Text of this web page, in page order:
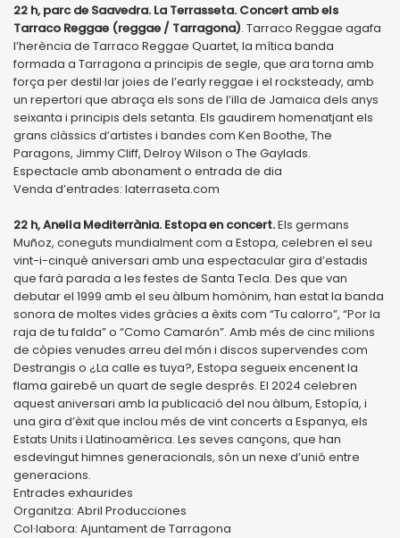
22 h, parc de Saavedra. La Terrasseta. Concert amb els
Tarraco Reggae (reggae / Tarragona). Tarraco Reggae agafa
l’herència de Tarraco Reggae Quartet, la mítica banda
formada a Tarragona a principis de segle, que ara torna amb
força per destil·lar joies de l’early reggae i el rocksteady, amb
un repertori que abraça els sons de l’illa de Jamaica dels anys
seixanta i principis dels setanta. Els gaudirem homenatjant els
grans clàssics d’artistes i bandes com Ken Boothe, The
Paragons, Jimmy Cliff, Delroy Wilson o The Gaylads.
Espectacle amb abonament o entrada de dia
Venda d’entrades: laterraseta.com
22 h, Anella Mediterrània. Estopa en concert.Els germans
Muñoz, coneguts mundialment com a Estopa, celebren el seu
vint-i-cinquè aniversari amb una espectacular gira d’estadis
que farà parada a les festes de Santa Tecla. Des que van
debutar el 1999 amb el seu àlbum homònim, han estat la banda
sonora de moltes vides gràcies a èxits com “Tu calorro”, “Por la
raja de tu falda” o “Como Camarón”. Amb més de cinc milions
de còpies venudes arreu del món i discos supervendes com
Destrangis o ¿La calle es tuya?, Estopa segueix encenent la
flama gairebé un quart de segle després. El 2024 celebren
aquest aniversari amb la publicació del nou àlbum, Estopía, i
una gira d’èxit que inclou més de vint concerts a Espanya, els
Estats Units i Llatinoamèrica. Les seves cançons, que han
esdevingut himnes generacionals, són un nexe d’unió entre
generacions.
Entrades exhaurides
Organitza: Abril Producciones
Col·labora: Ajuntament de Tarragona